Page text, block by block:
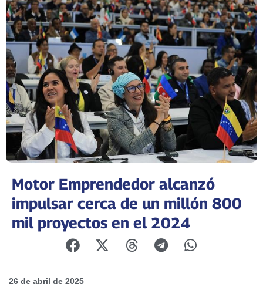
Motor Emprendedor alcanzó
impulsar cerca de un millón 800
mil proyectos en el 2024
26 de abril de 2025